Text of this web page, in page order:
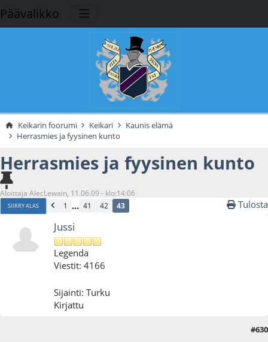
Päävalikko
Keikarin foorumi Keikari
Kaunis elämä
Herrasmies ja fyysinen kunto
Herrasmies ja fyysinen kunto
Aloittaja AlecLewain, 11.06.09 - klo:14:06
SIIRRY ALAS 1 ... 41 42 43 Tulosta
Jussi
Legenda
Viestit: 4166
Sijainti: Turku
Kirjattu
#630